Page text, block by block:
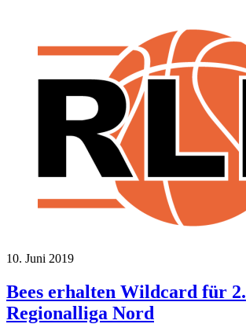
10. Juni 2019
Bees erhalten Wildcard für 2.
Regionalliga Nord